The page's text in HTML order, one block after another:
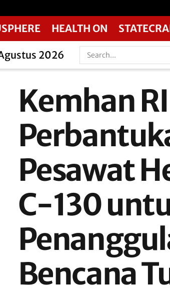
HEALTH ON
2026
Kemhan RI
Pesawat
C-130
Bencana